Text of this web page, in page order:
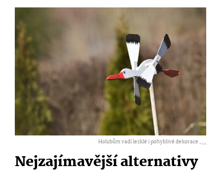
Holubům vadí lesklé i pohyblivé dekorace ,...
Nejzajímavější alternativy